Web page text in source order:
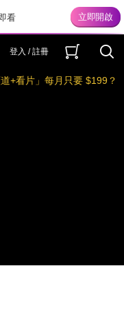
看
登入 / 註冊
道+看片」每月只要 $199？